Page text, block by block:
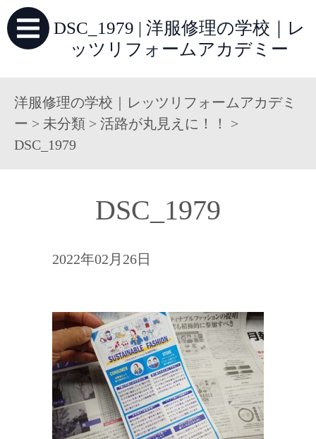
DSC_1979 | 洋服修理の学校｜レ
ッツリフォームアカデミー
洋服修理の学校｜レッツリフォームアカデミ
ー > 未分類 > 活路が丸見えに！！
>
DSC_1979
DSC_1979
2022年02月26日